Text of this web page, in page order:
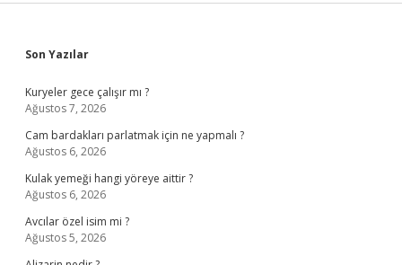
Sidebar
Son Yazılar
Kuryeler gece çalışır mı ?
Ağustos 7, 2026
Cam bardakları parlatmak için ne yapmalı ?
Ağustos 6, 2026
Kulak yemeği hangi yöreye aittir ?
Ağustos 6, 2026
Avcılar özel isim mi ?
Ağustos 5, 2026